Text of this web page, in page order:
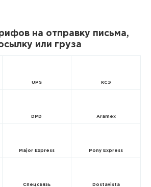
на отправку письма,
или груза
UPS КСЭ
DPD Aramex
Major Express Pony Express
Спецсвязь Dostavista